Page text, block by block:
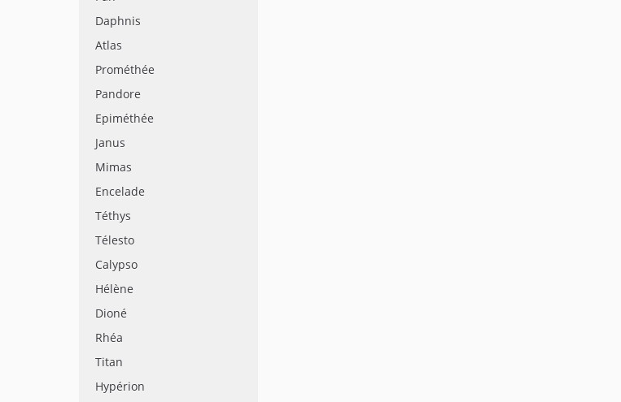
Daphnis
Atlas
Prométhée
Pandore
Epiméthée
Janus
Mimas
Encelade
Téthys
Télesto
Calypso
Hélène
Dioné
Rhéa
Titan
Hypérion